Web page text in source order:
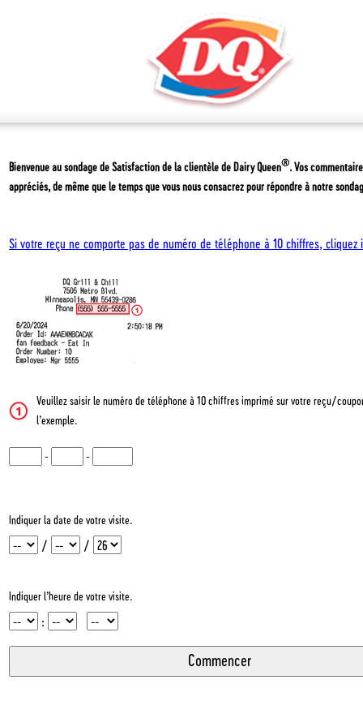
Bienvenue au sondage de Satisfaction de la clientèle deDairy Queen®. Vos
appréciés, de même que le temps que vous nous consacrez pour répondre à notre
Si votre reçu ne comporte pas de numéro de téléphone à 10 chiffres, cliquez
Veuillez saisir le numéro de téléphone à 10 chiffres imprimé sur votre reçu/
l’exemple.
- -
Indiquer la date de votre visite.
Mois / Jour / Année
Indiquer l’heure de votre visite.
Heure : Minute InputMeridian